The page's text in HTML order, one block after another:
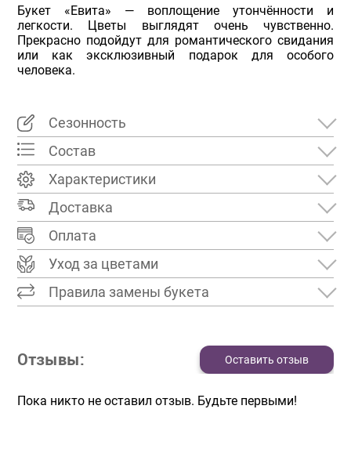
Букет «Евита» — воплощение утончённости и
легкости. Цветы выглядят очень чувственно.
Прекрасно подойдут для романтического свидания
или как эксклюзивный подарок для особого
человека.
Сезонность
Состав
Характеристики
Доставка
Оплата
Уход за цветами
Правила замены букета
Отзывы: Оставить отзыв
Пока никто не оставил отзыв. Будьте первыми!